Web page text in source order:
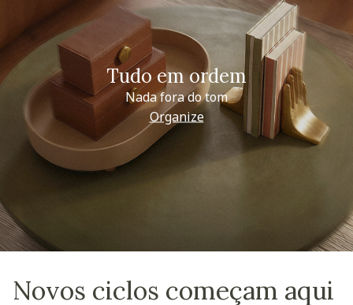
Tudo em ordem
Nada fora do tom
Organize
Novos ciclos começam aqui